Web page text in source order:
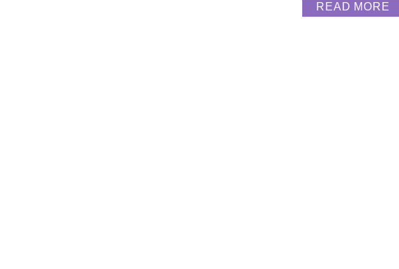
READ MORE